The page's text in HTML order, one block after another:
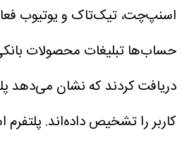
اسنپ‌چت، تیک‌تاک و یوتیوب
حساب‌ها تبلیغات محصولات
دریافت کردند که نشان می‌دهد
کاربر را تشخیص داده‌اند.